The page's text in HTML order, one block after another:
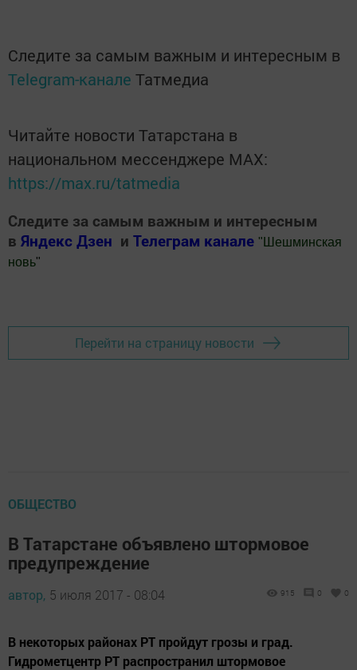
Следите за самым важным и интересным в
Telegram-канале Татмедиа
Читайте новости Татарстана в
национальном мессенджере MАХ:
https://max.ru/tatmedia
Следите за самым важным и интересным
в Яндекс Дзен и Телеграм канале " Шешминская
новь"
Перейти на страницу новости
ОБЩЕСТВО
В Татарстане объявлено штормовое
предупреждение
автор, 5 июля 2017 - 08:04 915 0 0
В некоторых районах РТ пройдут грозы и град.
Гидрометцентр РТ распространил штормовое